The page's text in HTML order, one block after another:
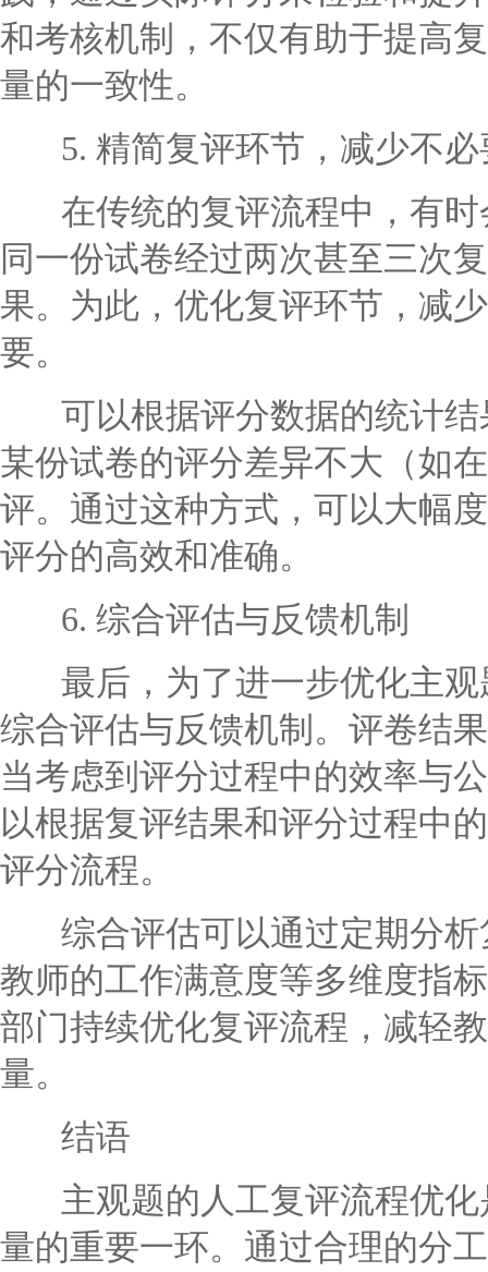
和考核机制，不仅有助于提高
量的一致性。
5. 精简复评环节，减少不必
在传统的复评流程中，有时
同一份试卷经过两次甚至三次
果。为此，优化复评环节，减
要。
可以根据评分数据的统计结
某份试卷的评分差异不大（如
评。通过这种方式，可以大幅
评分的高效和准确。
6. 综合评估与反馈机制
最后，为了进一步优化主观
综合评估与反馈机制。评卷结
当考虑到评分过程中的效率与
以根据复评结果和评分过程中
评分流程。
综合评估可以通过定期分析
教师的工作满意度等多维度指
部门持续优化复评流程，减轻
量。
结语
主观题的人工复评流程优化
量的重要一环。通过合理的分